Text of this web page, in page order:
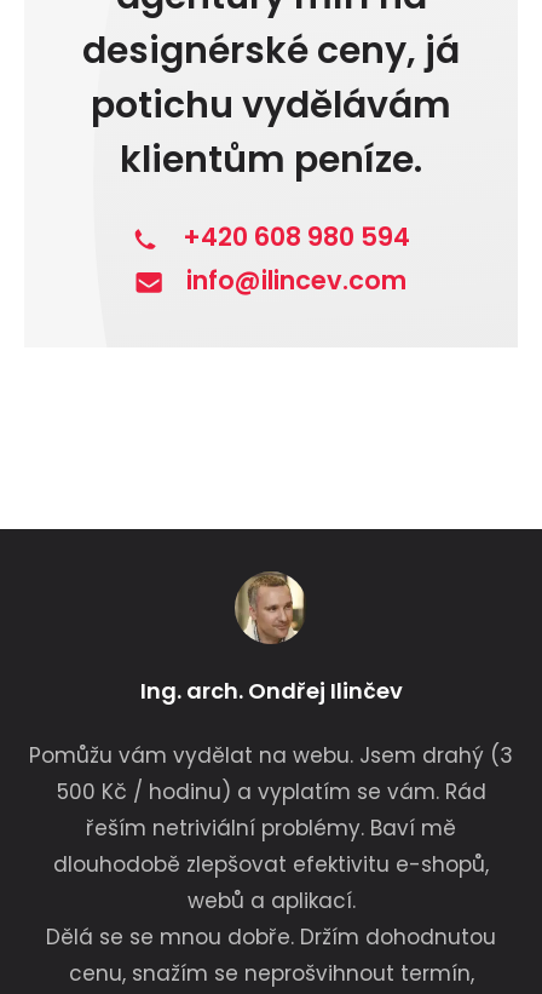
designérské ceny, já
potichu vydělávám
klientům peníze.
+420 608 980 594
info@ilincev.com
Ing. arch. Ondřej Ilinčev
Pomůžu vám vydělat na webu. Jsem drahý (3
500 Kč / hodinu) a vyplatím se vám. Rád
řeším netriviální problémy. Baví mě
dlouhodobě zlepšovat efektivitu e-shopů,
webů a aplikací.
Dělá se se mnou dobře. Držím dohodnutou
cenu, snažím se neprošvihnout termín,